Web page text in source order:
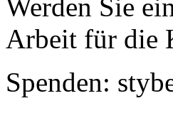
Werden Sie
Arbeit für die
Spenden: